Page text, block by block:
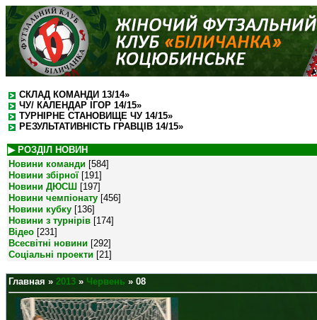
СКЛАД КОМАНДИ 13/14»
ЧУ/ КАЛЕНДАР ІГОР 14/15»
ТУРНІРНЕ СТАНОВИЩЕ ЧУ 14/15»
РЕЗУЛЬТАТИВНІСТЬ ГРАВЦІВ 14/15»
▶ РОЗДІЛ НОВИН
Новини команди [584]
Новини збірної [191]
Новини ДЮСШ [197]
Новини чемпіонату [456]
Новини кубку [136]
Новини з турнірів [174]
Відео [231]
Всесвітні новини [292]
Соціальні проекти [21]
Главная » 2013 » Червень » 08